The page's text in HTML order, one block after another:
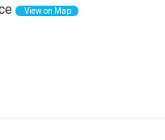
View on Map